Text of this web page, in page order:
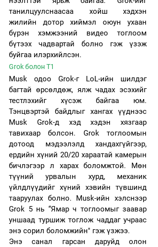
танилцуулснаасаа хойш хэдхэн
жилийн дотор хиймэл оюун ухаан
бүрэн хэмжээний видео тоглоом
бүтээх чадвартай болно гэж үзэж
буйгаа илэрхийлсэн.
Grok болон T1
Musk одоо Grok-г LoL-ийн шилдэг
багтай өрсөлдөж, ялж чадах эсэхийг
тестлэхийг хүсэж байгаа юм.
Тэнцвэртэй байдлыг хангах үүднээс
Musk Grok-д хэд хэдэн хязгаар
тавихаар болсон. Grok тоглоомын
дотоод мэдээлэлд хандахгүйгээр,
ердийн хүний 20/20 хараатай камерын
бичлэгээр л харах боломжтой. Мөн
түүний урвалын хурд, механик
үйлдлүүдийг хүний хэвийн түвшинд
тааруулах болно. Musk-ийн хэлснээр
Grok 5 нь “Ямар ч тоглоомыг заавар
уншаад туршиж тоглож чаддаг учраас
энэ сорил боломжийн" гэж үзжээ.
Энэ санал гарсан даруйд олон